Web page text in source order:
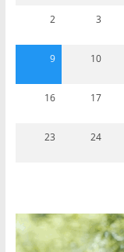
2 3
9 10
16 17
23 24